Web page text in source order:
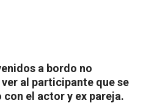
a bordo no
al participante que se
el actor y ex pareja.